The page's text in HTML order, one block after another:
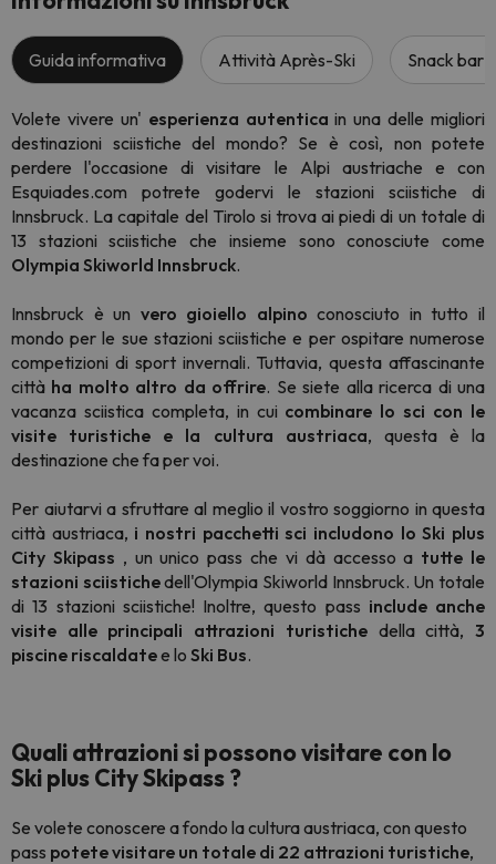
Guida informativa Attività Après-Ski Snack bar
Volete vivere un' esperienza autentica in una delle migliori
destinazioni sciistiche del mondo? Se è così, non potete
perdere l'occasione di visitare le Alpi austriache e con
Esquiades.com potrete godervi le stazioni sciistiche di
Innsbruck. La capitale del Tirolo si trova ai piedi di un totale di
13 stazioni sciistiche che insieme sono conosciute come
Olympia Skiworld Innsbruck.
Innsbruck è un vero gioiello alpino conosciuto in tutto il
mondo per le sue stazioni sciistiche e per ospitare numerose
competizioni di sport invernali. Tuttavia, questa affascinante
città ha molto altro da offrire. Se siete alla ricerca di una
vacanza sciistica completa, in cui combinare lo sci con le
visite turistiche e la cultura austriaca, questa è la
destinazione che fa per voi.
Per aiutarvi a sfruttare al meglio il vostro soggiorno in questa
città austriaca, i nostri pacchetti sci includono lo Ski plus
City Skipass , un unico pass che vi dà accesso a tutte le
stazioni sciistichedell'Olympia Skiworld Innsbruck. Un totale
di 13 stazioni sciistiche! Inoltre, questo pass include anche
visite alle principali attrazioni turistichedella città,3
piscine riscaldatee lo Ski Bus.
Quali attrazioni si possono visitare con lo
Ski plus City Skipass ?
Se volete conoscere a fondo la cultura austriaca, con questo
pass potete visitare un totale di 22 attrazioni turistiche,